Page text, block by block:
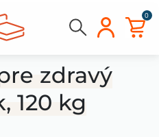
0
zdravý
120 kg